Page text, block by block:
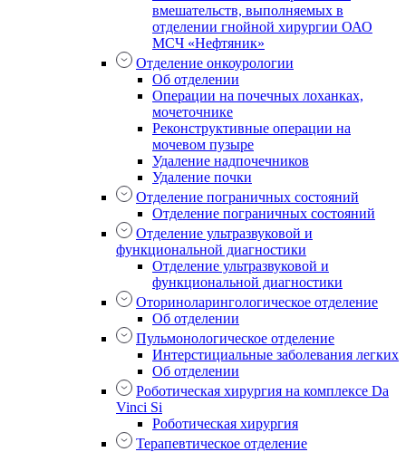
вмешательств, выполняемых в
отделении гнойной хирургии ОАО
МСЧ «Нефтяник»
Отделение онкоурологии
Об отделении
Операции на почечных лоханках,
мочеточнике
Реконструктивные операции на
мочевом пузыре
Удаление надпочечников
Удаление почки
Отделение пограничных состояний
Отделение пограничных состояний
Отделение ультразвуковой и
функциональной диагностики
Отделение ультразвуковой и
функциональной диагностики
Оториноларингологическое отделение
Об отделении
Пульмонологическое отделение
Интерстициальные заболевания легких
Об отделении
Роботическая хирургия на комплексе Da
Vinci Si
Роботическая хирургия
Терапевтическое отделение